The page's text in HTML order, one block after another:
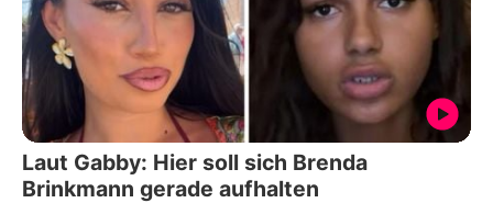
Laut Gabby: Hier soll sich Brenda
Brinkmann gerade aufhalten